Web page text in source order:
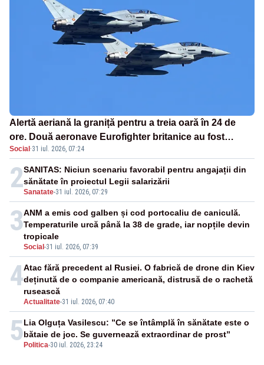
Alertă aeriană la graniță pentru a treia oară în 24 de
ore. Două aeronave Eurofighter britanice au fost
ridicate de la sol
Social ·31 iul. 2026, 07:24
2Sanatate-31 iul. 2026, 07:29
SANITAS: Niciun scenariu favorabil pentru angajații din
sănătate în proiectul Legii salarizării
3
Social -31 iul. 2026, 07:39
ANM a emis cod galben și cod portocaliu de caniculă.
Temperaturile urcă până la 38 de grade, iar nopțile devin
tropicale
4
Actualitate-31 iul. 2026, 07:40
Atac fără precedent al Rusiei. O fabrică de drone din Kiev
deținută de o companie americană, distrusă de o rachetă
rusească
5 Politica-30 iul. 2026, 23:24
Lia Olguța Vasilescu: ”Ce se întâmplă în sănătate este o
bătaie de joc. Se guvernează extraordinar de prost”